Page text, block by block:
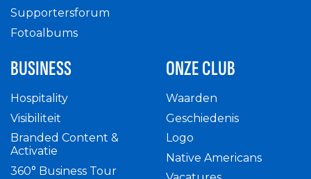
Supportersforum
Fotoalbums
BUSINESS
Hospitality
Visibiliteit
Branded Content &
Activatie
360° Business Tour
ONZE CLUB
Waarden
Geschiedenis
Logo
Native Americans